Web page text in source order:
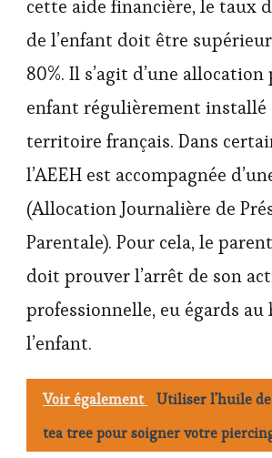
cette aide financière, le taux
de l’enfant doit être
80%. Il s’agit d’une
enfant régulièrement installé
territoire français. Dans
l’AEEH est accompagnée
(Allocation Journalière de
Parentale). Pour cela, le
doit prouver l’arrêt de son
professionnelle, eu égards au
l’enfant.
Voir également
Utiliser l'huile de
tea tree pour soigner votre